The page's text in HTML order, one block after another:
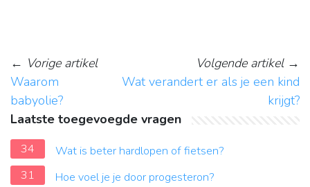
← Vorige artikel
Waarom
babyolie?
Volgende artikel→
Wat verandert er als je een kind
krijgt?
Laatste toegevoegde vragen
34
Wat is beter hardlopen of fietsen?
31
Hoe voel je je door progesteron?